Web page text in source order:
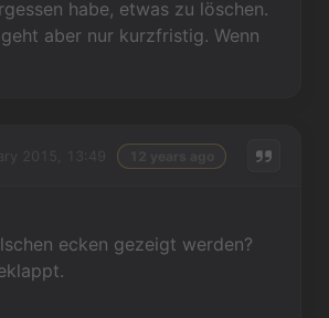
habe, etwas zu löschen.
aber nur kurzfristig. Wenn
ecken gezeigt werden?